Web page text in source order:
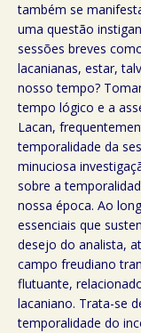
também se
uma questão
sessões breves
lacanianas, estar,
nosso tempo?
tempo lógico e a
Lacan,
temporalidade da
minuciosa
sobre a
nossa época. Ao
essenciais que
desejo do analista,
campo freudiano
flutuante,
lacaniano. Trata-se
temporalidade do